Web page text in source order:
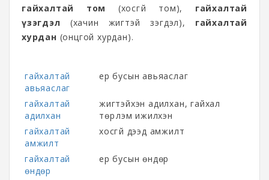
гайхалтай том
(хосгүй том), гайхалтай
үзэгдэл (хачин жигтэй үзэгдэл), гайхалтай
хурдан (онцгой хурдан).
гайхалтай
авьяаслаг
ер бусын авьяаслаг
гайхалтай
адилхан
жигтэйхэн адилхан, гайхал
төрүүлэм ижилхэн
гайхалтай
амжилт
хосгүй дээд амжилт
гайхалтай
өндөр
ер бусын өндөр